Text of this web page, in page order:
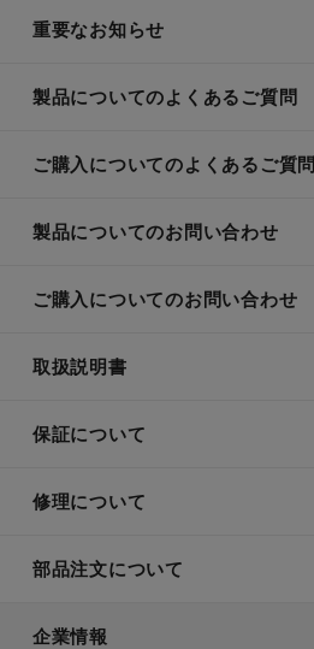
重要なお知らせ
製品についてのよくあるご質問
ご購入についてのよくあるご質問
製品についてのお問い合わせ
ご購入についてのお問い合わせ
取扱説明書
保証について
修理について
部品注文について
企業情報